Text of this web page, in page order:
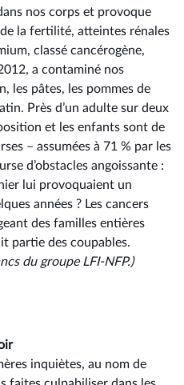
nos corps et provoque
la fertilité, atteintes rénales
classé cancérogène,
a contaminé nos
les pâtes, les pommes de
Près d’un adulte sur deux
et les enfants sont de
–⁠ assumées à 71 % par les
d’obstacles angoissante :
lui provoquaient un
années ? Les cancers
des familles entières
partie des coupables.
du groupe LFI-NFP.)
inquiètes, au nom de